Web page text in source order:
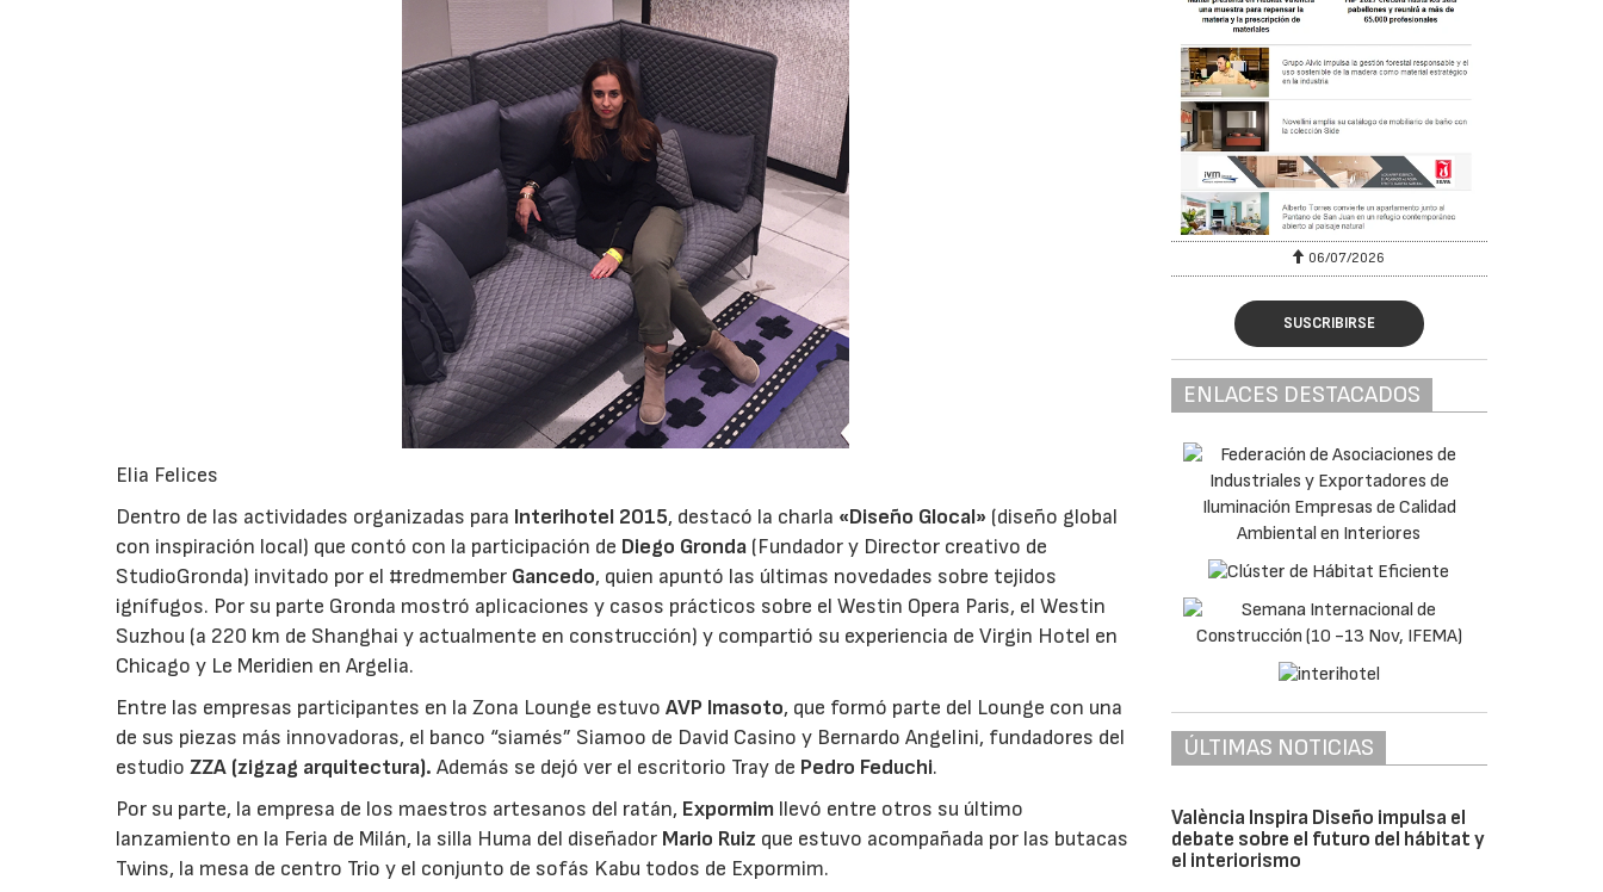
Elia Felices
Dentro de las actividades organizadas para Interihotel 2015, destacó la charla «Diseño Glocal» (diseño global
con inspiración local) que contó con la participación de Diego Gronda (Fundador y Director creativo de
StudioGronda) invitado por el #redmember Gancedo, quien apuntó las últimas novedades sobre tejidos
ignífugos. Por su parte Gronda mostró aplicaciones y casos prácticos sobre el Westin Opera Paris, el Westin
Suzhou (a 220 km de Shanghai y actualmente en construcción) y compartió su experiencia de Virgin Hotel en
Chicago y Le Meridien en Argelia.
Entre las empresas participantes en la Zona Lounge estuvoAVP Imasoto, que formó parte del Lounge con una
de sus piezas más innovadoras, el banco “siamés” Siamoo de David Casino y Bernardo Angelini, fundadores del
estudioZZA (zigzag arquitectura). Además se dejó ver el escritorio Tray de Pedro Feduchi.
Por su parte, la empresa de los maestros artesanos del ratán, Expormim llevó entre otros su último
lanzamiento en la Feria de Milán, la silla Huma del diseñador Mario Ruiz que estuvo acompañada por las butacas
Twins, la mesa de centro Trio y el conjunto de sofás Kabu todos de Expormim.
06/07/2026 06/07/2026
SUSCRIBIRSE
ENLACES DESTACADOS
ÚLTIMAS NOTICIAS
València Inspira Diseño impulsa el
debate sobre el futuro del hábitat y
el interiorismo